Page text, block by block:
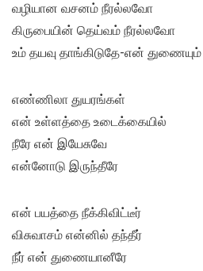
வழியான வசனம் நீரல்லவோ
கிருபையின் தெய்வம் நீரல்லவோ
உம் தயவு தாங்கிடுதே-என் துணையும்
எண்ணிலா துயரங்கள்
என் உள்ளத்தை உடைக்கையில்
நீரே என் இயேசுவே
என்னோடு இருந்தீரே
என் பயத்தை நீக்கிவிட்டீர்
விசுவாசம் என்னில் தந்தீர்
நீர் என் துணையானீரே